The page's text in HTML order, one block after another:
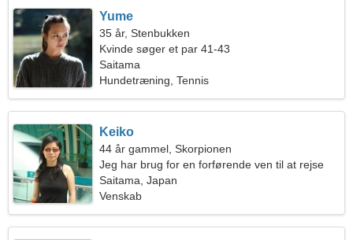
Yume
35 år, Stenbukken
Kvinde søger et par 41-43
Saitama
Hundetræning, Tennis
Keiko
44 år gammel, Skorpionen
Jeg har brug for en forførende ven til at rejse
Saitama, Japan
Venskab